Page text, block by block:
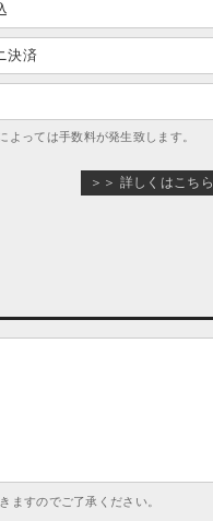
決済
よっては手数料が発生致します。
＞＞ 詳しくはこちら
ますのでご了承ください。